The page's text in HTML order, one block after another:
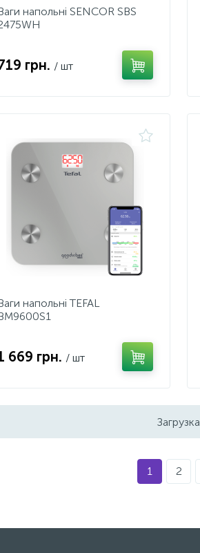
напольні SENCOR SBS
грн. / шт
напольні TEFAL
669 грн. / шт
Загрузка
1 2